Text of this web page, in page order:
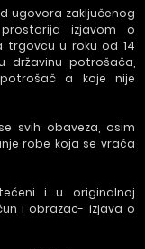
ugovora zaključenog
izjavom o
trgovcu u roku od 14
potrošača,
a koje nije
svih obaveza, osim
robe koja se vraća
i u originalnoj
i obrazac- izjava o